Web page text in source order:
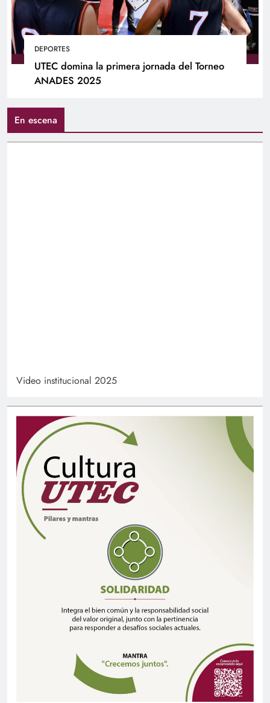
DEPORTES
UTEC domina la primera jornada del Torneo
ANADES 2025
En escena
Video institucional 2025